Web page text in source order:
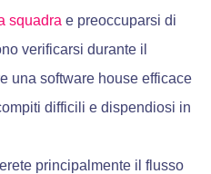
squadra e preoccuparsi di
verificarsi durante il
una software house efficace
difficili e dispendiosi in
principalmente il flusso